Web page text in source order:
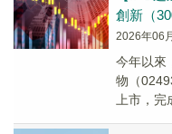
創新（
2026年06
今年以來
物（
上市，